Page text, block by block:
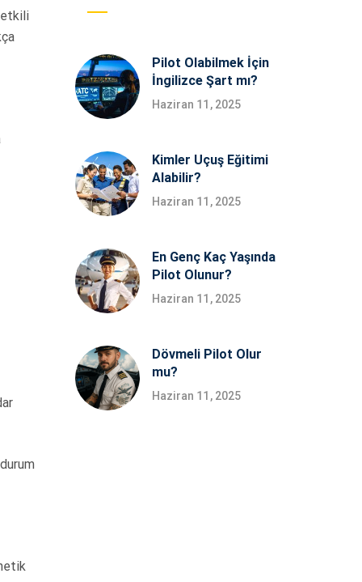
etkili
Pilot Olabilmek İçin
İngilizce Şart mı?
Haziran 11, 2025
Kimler Uçuş Eğitimi
Alabilir?
Haziran 11, 2025
En Genç Kaç Yaşında
Pilot Olunur?
Haziran 11, 2025
Dövmeli Pilot Olur
mu?
Haziran 11, 2025